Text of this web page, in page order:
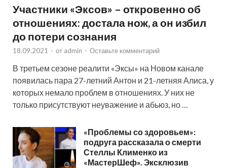
Участники «Эксов» – откровенно об
отношениях: достала нож, а он избил
до потери сознания
18.09.2021 - от admin - Оставьте комментарий
В третьем сезоне реалити «Эксы» на Новом канале
появилась пара 27-летний Антон и 21-летняя Алиса, у
которых немало проблем в отношениях. У них не
только присутствуют неуважение и абьюз, но …
«Проблемы со здоровьем»:
подруга рассказала о смерти
Стеллы Клименко из
«МастерШеф». Эксклюзив